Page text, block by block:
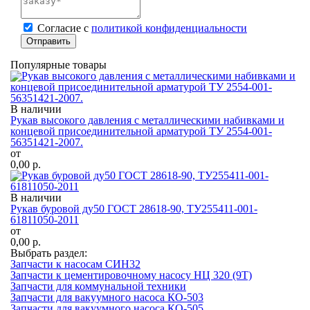
Cогласие с политикой конфиденциальности
Отправить
Популярные товары
В наличии
Рукав высокого давления с металлическими набивками и
концевой присоединительной арматурой ТУ 2554-001-
56351421-2007.
от
0,00 р.
В наличии
Рукав буровой ду50 ГОСТ 28618-90, ТУ255411-001-
61811050-2011
от
0,00 р.
Выбрать раздел:
Запчасти к насосам СИН32
Запчасти к цементировочному насосу НЦ 320 (9Т)
Запчасти для коммунальной техники
Запчасти для вакуумного насоса КО-503